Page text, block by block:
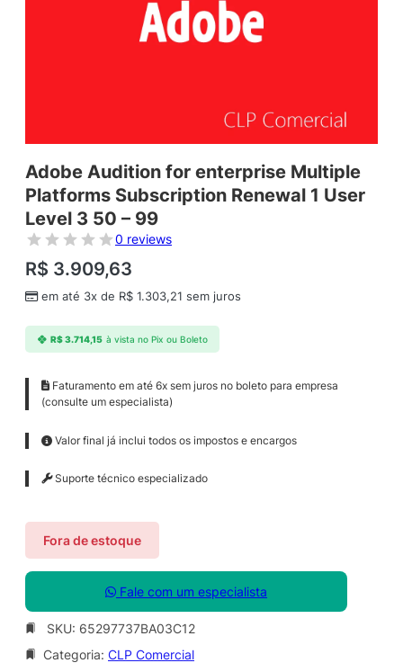
Adobe Audition for enterprise Multiple
Platforms Subscription Renewal 1 User
Level 3 50 – 99
0 reviews
R$ 3.909,63
em até 3x de R$ 1.303,21 sem juros
R$3.714,15 à vista no Pix ou Boleto
Faturamento em até 6x sem juros no boleto para empresa
(consulte um especialista)
Valor final já inclui todos os impostos e encargos
Suporte técnico especializado
Fora de estoque
Fale com um especialista
SKU: 65297737BA03C12
Categoria: CLP Comercial